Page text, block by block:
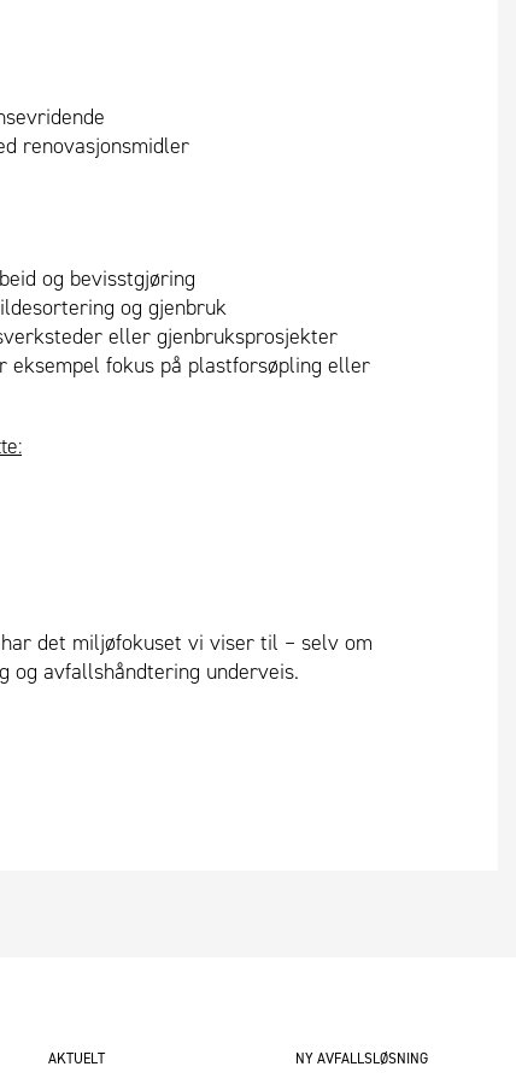
renovasjonsmidler
og bevisstgjøring
og gjenbruk
eller gjenbruksprosjekter
fokus på plastforsøpling eller
det miljøfokuset vi viser til – selv om
og avfallshåndtering underveis.
AKTUELT NY AVFALLSLØSNING